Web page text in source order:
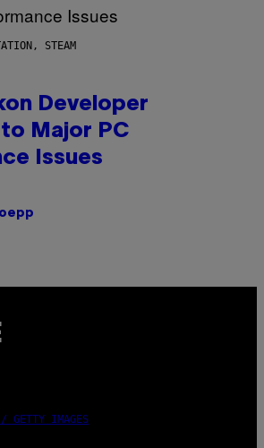
STEAM
Developer
Major PC
Issues
GETTY IMAGES